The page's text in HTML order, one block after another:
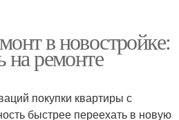
в новостройке:
на ремонте
покупки квартиры с
быстрее переехать в новую